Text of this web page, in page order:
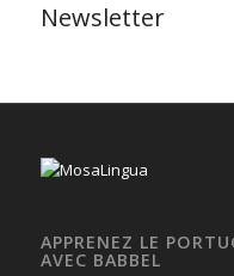
Newsletter
APPRENEZ LE
AVEC BABBEL